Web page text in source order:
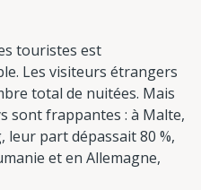
touristes est
Les visiteurs étrangers
total de nuitées. Mais
sont frappantes : à Malte,
leur part dépassait 80 %,
et en Allemagne,